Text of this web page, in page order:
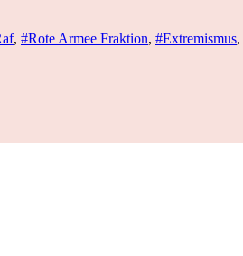
, #Rote Armee Fraktion, #Extremismus,